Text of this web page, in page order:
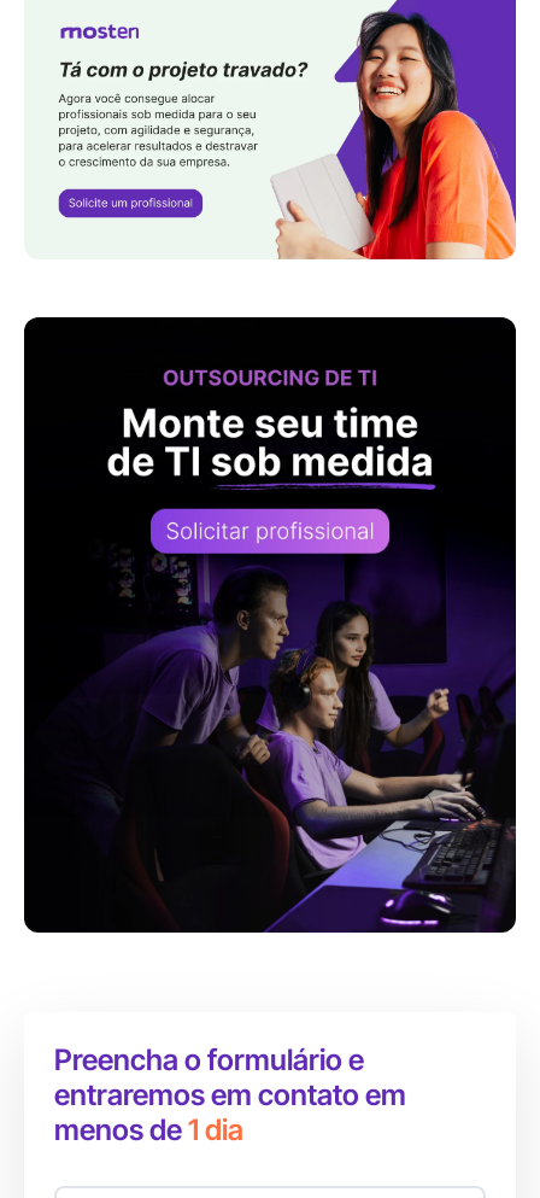
Preencha o formulário e
entraremos em contato em
menos de1 dia